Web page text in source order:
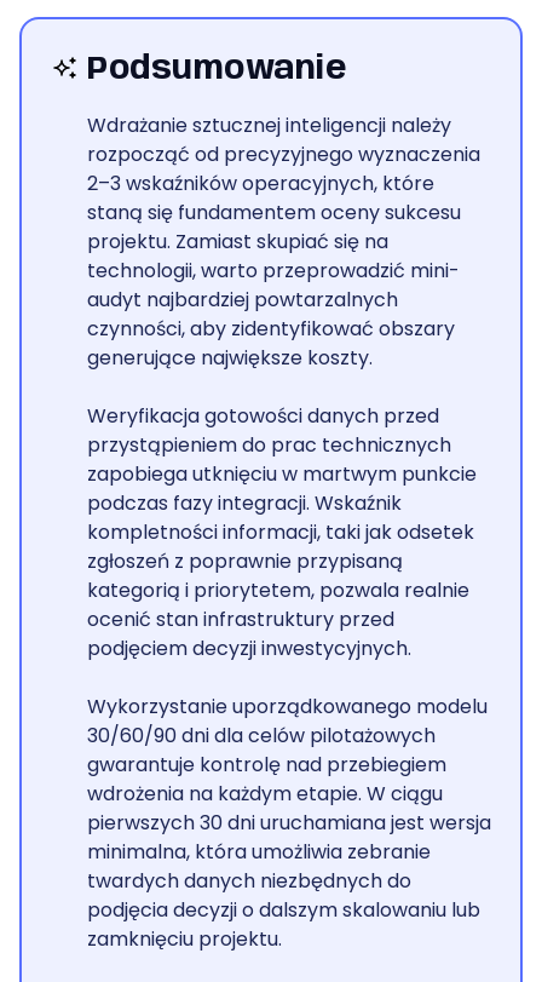
Podsumowanie
Wdrażanie sztucznej inteligencji należy
rozpocząć od precyzyjnego wyznaczenia
2–3 wskaźników operacyjnych, które
staną się fundamentem oceny sukcesu
projektu. Zamiast skupiać się na
technologii, warto przeprowadzić mini-
audyt najbardziej powtarzalnych
czynności, aby zidentyfikować obszary
generujące największe koszty.
Weryfikacja gotowości danych przed
przystąpieniem do prac technicznych
zapobiega utknięciu w martwym punkcie
podczas fazy integracji. Wskaźnik
kompletności informacji, taki jak odsetek
zgłoszeń z poprawnie przypisaną
kategorią i priorytetem, pozwala realnie
ocenić stan infrastruktury przed
podjęciem decyzji inwestycyjnych.
Wykorzystanie uporządkowanego modelu
30/60/90 dni dla celów pilotażowych
gwarantuje kontrolę nad przebiegiem
wdrożenia na każdym etapie. W ciągu
pierwszych 30 dni uruchamiana jest wersja
minimalna, która umożliwia zebranie
twardych danych niezbędnych do
podjęcia decyzji o dalszym skalowaniu lub
zamknięciu projektu.